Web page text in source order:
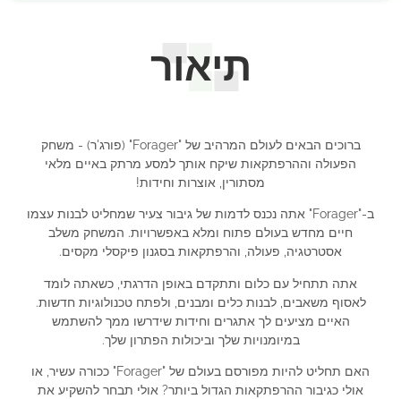
תיאור
ברוכים הבאים לעולם המרהיב של "Forager" (פורג'ר) - משחק
הפעולה וההרפתקאות שיקח אותך למסע מרתק באיים מלאי
מסתורין, אוצרות וחידות!
ב-"Forager" אתה נכנס לדמות של גיבור צעיר שמחליט לבנות עצמו
חיים מחדש בעולם פתוח ומלא באפשרויות. המשחק משלב
אסטרטגיה, פעולה, והרפתקאות בסגנון פיקסלי מקסים.
אתה תתחיל עם כלום ותתקדם באופן הדרגתי, כשאתה לומד
לאסוף משאבים, לבנות כלים ומבנים, ולפתח טכנולוגיות חדשות.
האיים מציעים לך אתגרים וחידות שידרשו ממך להשתמש
במיומנויות שלך וביכולות הפתרון שלך.
האם תחליט להיות מפורסם בעולם של "Forager" ככורה עשיר, או
אולי כגיבור ההרפתקאות הגדול ביותר? אולי תבחר להשקיע את